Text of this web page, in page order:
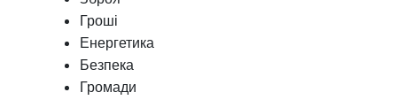
Гроші
Енергетика
Безпека
Громади